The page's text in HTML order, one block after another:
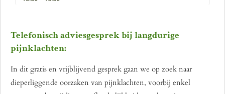
Telefonisch adviesgesprek bij langdurige
pijnklachten:
In dit gratis en vrijblijvend gesprek gaan we op zoek naar
dieperliggende oorzaken van pijnklachten, voorbij enkel